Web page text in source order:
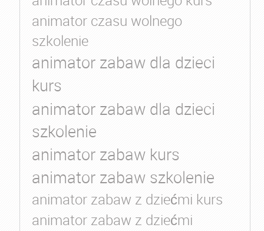
animator czasu wolnego
szkolenie
animator zabaw dla dzieci
kurs
animator zabaw dla dzieci
szkolenie
animator zabaw kurs
animator zabaw szkolenie
animator zabaw z dziećmi kurs
animator zabaw z dziećmi